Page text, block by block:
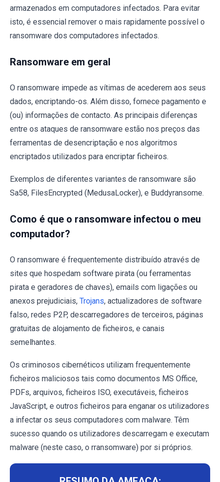
armazenados em computadores infectados. Para evitar
isto, é essencial remover o mais rapidamente possível o
ransomware dos computadores infectados.
Ransomware em geral
O ransomware impede as vítimas de acederem aos seus
dados, encriptando-os. Além disso, fornece pagamento e
(ou) informações de contacto. As principais diferenças
entre os ataques de ransomware estão nos preços das
ferramentas de desencriptação e nos algoritmos
encriptados utilizados para encriptar ficheiros.
Exemplos de diferentes variantes de ransomware são
Sa58, FilesEncrypted (MedusaLocker), e Buddyransome.
Como é que o ransomware infectou o meu
computador?
O ransomware é frequentemente distribuído através de
sites que hospedam software pirata (ou ferramentas
pirata e geradores de chaves), emails com ligações ou
anexos prejudiciais, Trojans, actualizadores de software
falso, redes P2P, descarregadores de terceiros, páginas
gratuitas de alojamento de ficheiros, e canais
semelhantes.
Os criminosos cibernéticos utilizam frequentemente
ficheiros maliciosos tais como documentos MS Office,
PDFs, arquivos, ficheiros ISO, executáveis, ficheiros
JavaScript, e outros ficheiros para enganar os utilizadores
a infectar os seus computadores com malware. Têm
sucesso quando os utilizadores descarregam e executam
malware (neste caso, o rransomware) por si próprios.